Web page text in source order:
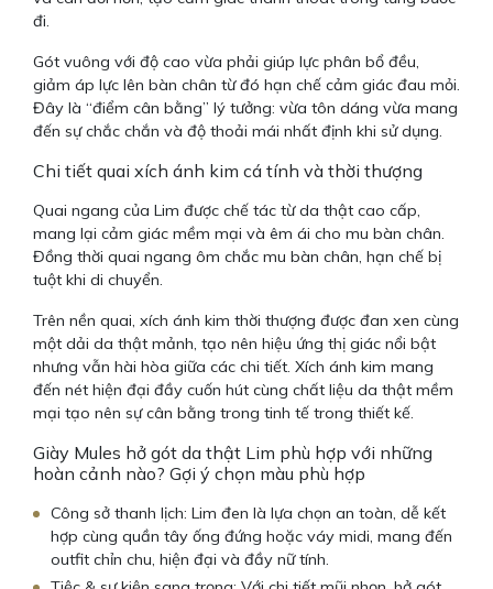
đi.
Gót vuông với độ cao vừa phải giúp lực phân bổ đều,
giảm áp lực lên bàn chân từ đó hạn chế cảm giác đau mỏi.
Đây là “điểm cân bằng” lý tưởng: vừa tôn dáng vừa mang
đến sự chắc chắn và độ thoải mái nhất định khi sử dụng.
Chi tiết quai xích ánh kim cá tính và thời thượng
Quai ngang của Lim được chế tác từ da thật cao cấp,
mang lại cảm giác mềm mại và êm ái cho mu bàn chân.
Đồng thời quai ngang ôm chắc mu bàn chân, hạn chế bị
tuột khi di chuyển.
Trên nền quai, xích ánh kim thời thượng được đan xen cùng
một dải da thật mảnh, tạo nên hiệu ứng thị giác nổi bật
nhưng vẫn hài hòa giữa các chi tiết. Xích ánh kim mang
đến nét hiện đại đầy cuốn hút cùng chất liệu da thật mềm
mại tạo nên sự cân bằng trong tinh tế trong thiết kế.
Giày Mules hở gót da thật Lim phù hợp với những
hoàn cảnh nào? Gợi ý chọn màu phù hợp
Công sở thanh lịch: Lim đen là lựa chọn an toàn, dễ kết
hợp cùng quần tây ống đứng hoặc váy midi, mang đến
outfit chỉn chu, hiện đại và đầy nữ tính.